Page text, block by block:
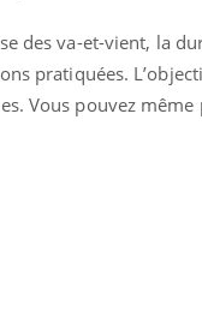
des va-et-vient, la
pratiquées.
Vous pouvez même
Youtube
Insuline & Charge